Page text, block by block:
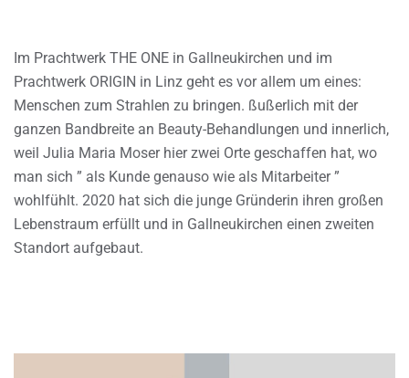
Im Prachtwerk THE ONE in Gallneukirchen und im
Prachtwerk ORIGIN in Linz geht es vor allem um eines:
Menschen zum Strahlen zu bringen. ßußerlich mit der
ganzen Bandbreite an Beauty-Behandlungen und innerlich,
weil Julia Maria Moser hier zwei Orte geschaffen hat, wo
man sich ” als Kunde genauso wie als Mitarbeiter ”
wohlfühlt. 2020 hat sich die junge Gründerin ihren großen
Lebenstraum erfüllt und in Gallneukirchen einen zweiten
Standort aufgebaut.